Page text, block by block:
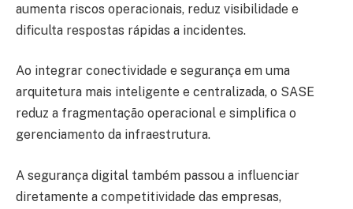
aumenta riscos operacionais, reduz visibilidade e
dificulta respostas rápidas a incidentes.
Ao integrar conectividade e segurança em uma
arquitetura mais inteligente e centralizada, o SASE
reduz a fragmentação operacional e simplifica o
gerenciamento da infraestrutura.
A segurança digital também passou a influenciar
diretamente a competitividade das empresas,